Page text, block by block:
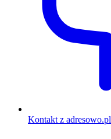
Kontakt z adresowo.pl